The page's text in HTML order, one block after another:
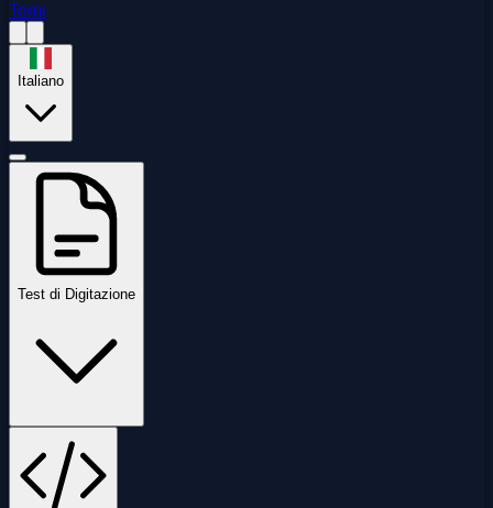
Temi
Italiano
Test di Digitazione